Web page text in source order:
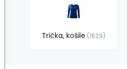
Trička, košile 1629